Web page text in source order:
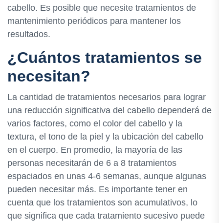
cabello. Es posible que necesite tratamientos de
mantenimiento periódicos para mantener los
resultados.
¿Cuántos tratamientos se
necesitan?
La cantidad de tratamientos necesarios para lograr
una reducción significativa del cabello dependerá de
varios factores, como el color del cabello y la
textura, el tono de la piel y la ubicación del cabello
en el cuerpo. En promedio, la mayoría de las
personas necesitarán de 6 a 8 tratamientos
espaciados en unas 4-6 semanas, aunque algunas
pueden necesitar más. Es importante tener en
cuenta que los tratamientos son acumulativos, lo
que significa que cada tratamiento sucesivo puede